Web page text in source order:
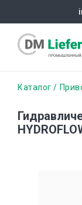
основному
содержанию
Строка
Каталог